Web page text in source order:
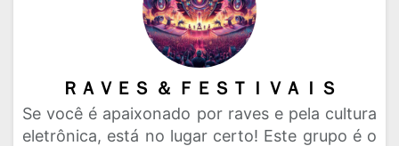
ＲＡＶＥＳ ＆ ＦＥＳＴＩＶＡＩＳ
Se você é apaixonado por raves e pela cultura
eletrônica, está no lugar certo! Este grupo é o